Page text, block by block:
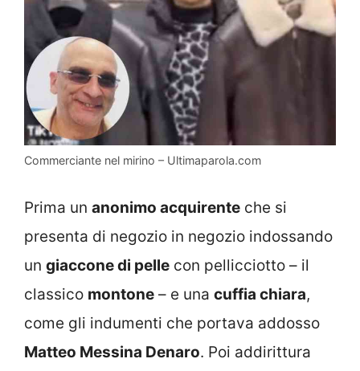
Commerciante nel mirino – Ultimaparola.com
Prima un anonimo acquirente che si
presenta di negozio in negozio indossando
un giaccone di pelle con pellicciotto – il
classico montone – e una cuffia chiara,
come gli indumenti che portava addosso
Matteo Messina Denaro. Poi addirittura